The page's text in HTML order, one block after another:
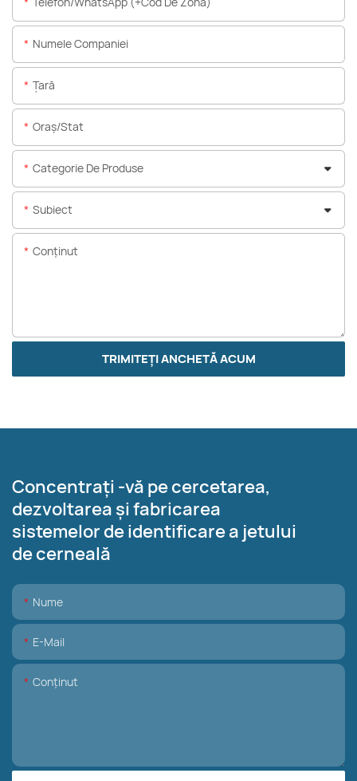
Numele Companiei
Ţară
Oraș/stat
Categorie De Produse
Subiect
Conţinut
TRIMITEȚI ANCHETĂ ACUM
Concentrați -vă pe cercetarea,
dezvoltarea și fabricarea
sistemelor de identificare a jetului
de cerneală
Nume
E-Mail
Conţinut